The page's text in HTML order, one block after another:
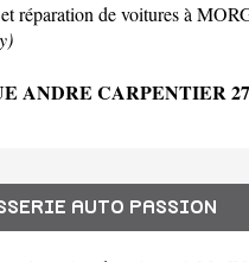
réparation de voitures à
ANDRE CARPENTIER
AUTO PASSION